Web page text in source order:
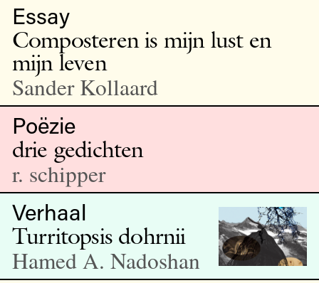
Essay
Composteren is mijn lust en
mijn leven
Sander Kollaard
Poëzie
drie gedichten
r. schipper
Verhaal
Turritopsis dohrnii
Hamed A. Nadoshan